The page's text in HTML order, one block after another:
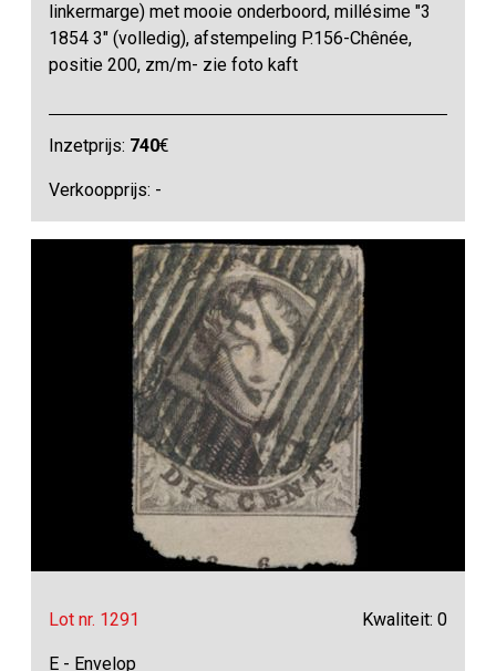
linkermarge) met mooie onderboord, millésime "3
1854 3" (volledig), afstempeling P.156-Chênée,
positie 200, zm/m- zie foto kaft
Inzetprijs: 740€
Verkoopprijs: -
Lot nr. 1291 Kwaliteit: 0
E - Envelop